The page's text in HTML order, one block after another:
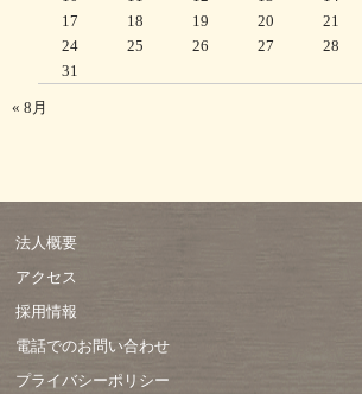
17
18 19 20 21
24
25 26 27 28
31
« 8月
法人概要
アクセス
採用情報
電話でのお問い合わせ
プライバシーポリシー